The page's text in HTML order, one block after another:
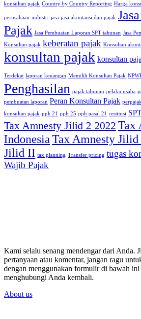
konsultan pajak Country by Country Reporting Harga
perusahaan industri jasa jasa akuntansi dan pajak
Pajak Jasa Pembuatan Laporan SPT tahunan Jasa
Konsultan pajak keberatan pajak Konsultan
konsultan pajak konsultan
Terdekat laporan keuangan Memilih Konsultan Pajak
Penghasilan pajak tahunan pelaku usaha
pembuatan laporan Peran Konsultan Pajak
konsultan pajak pph 21 pph 25 pph pasal 21 restitusi
Tax Amnesty Jilid 2 2022 Tax
Indonesia Tax Amnesty Jilid
Jilid II tax planning Transfer pricing tugas
Wajib Pajak
Kami selalu senang mendengar dari Anda.
pertanyaan atau komentar, jangan ragu
dengan menggunakan formulir di bawah ini
menghubungi Anda kembali.
About us